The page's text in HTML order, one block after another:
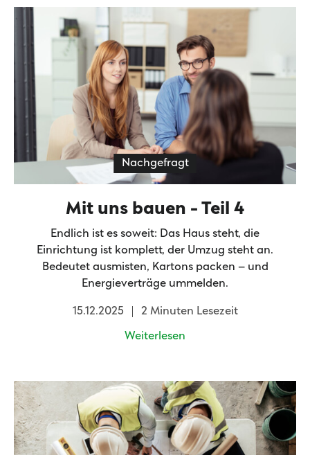
Nachgefragt
Mit uns bauen - Teil 4
Endlich ist es soweit: Das Haus steht, die
Einrichtung ist komplett, der Umzug steht an.
Bedeutet ausmisten, Kartons packen – und
Energieverträge ummelden.
15.12.2025 2 Minuten Lesezeit
Weiterlesen